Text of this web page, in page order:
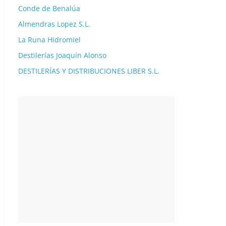
Conde de Benalúa
Almendras Lopez S.L.
La Runa Hidromiel
Destilerías Joaquín Alonso
DESTILERÍAS Y DISTRIBUCIONES LIBER S.L.